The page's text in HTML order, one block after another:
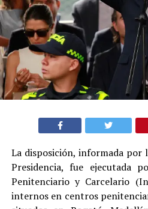
La disposición, informada por
Presidencia, fue ejecutada
Penitenciario y Carcelario
internos en centros